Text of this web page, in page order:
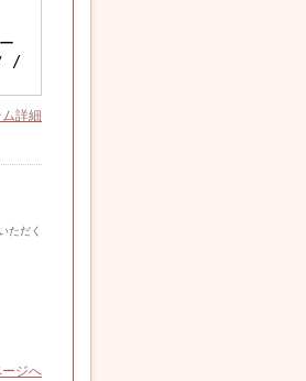
/
詳細
ただく
ジへ